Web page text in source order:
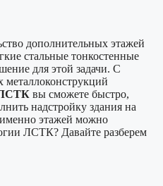
дополнительных этажей
стальные тонкостенные
для этой задачи. С
ЛСТК вы сможете быстро,
надстройку здания на
именно этажей можно
ЛСТК? Давайте разберем